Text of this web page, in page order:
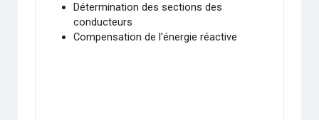
Détermination des sections des
conducteurs
Compensation de l'énergie réactive